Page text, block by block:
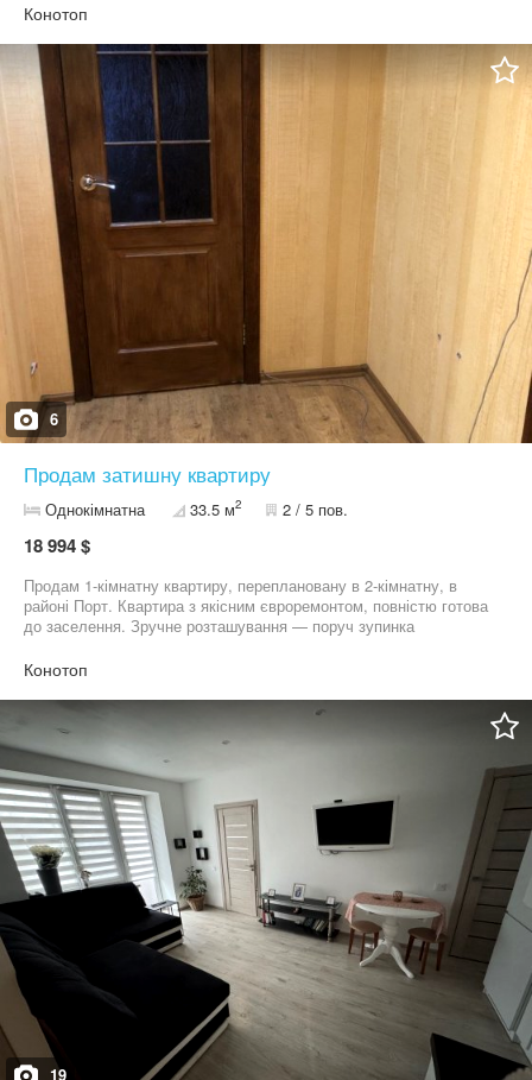
Конотоп
6
Продам затишну квартиру
Однокімнатна 33.5 м2 2 / 5 пов.
18 994 $
Продам 1-кімнатну квартиру, переплановану в 2-кімнатну, в
районі Порт. Квартира з якісним євроремонтом, повністю готова
до заселення. Зручне розташування — поруч зупинка
інформація: • Поверх: 2 із 5 • Загальна площа: 33,5 м² • Вдало
затишна, тепла квартира з балконом • Доглянутий під’їзд і
спокійний двір Меблі всі залишаються Продаж можливий по
державним програмам.
Конотоп
19